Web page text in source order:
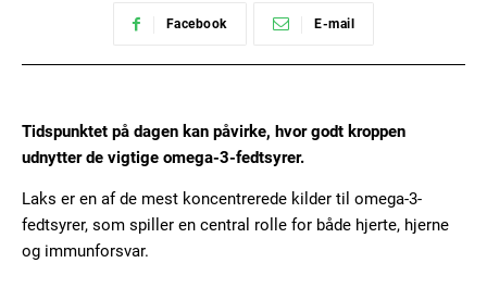
Facebook E-mail
Tidspunktet på dagen kan påvirke, hvor godt kroppen
udnytter de vigtige omega-3-fedtsyrer.
Laks er en af de mest koncentrerede kilder til omega-3-
fedtsyrer, som spiller en central rolle for både hjerte, hjerne
og immunforsvar.